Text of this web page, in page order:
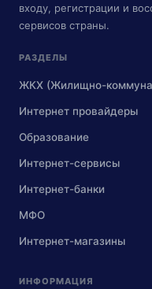
входу, регистрации и
сервисов страны.
РАЗДЕЛЫ
ЖКХ (Жилищно-
Интернет провайдеры
Образование
Интернет-сервисы
Интернет-банки
МФО
Интернет-магазины
ИНФОРМАЦИЯ